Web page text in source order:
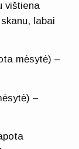
vištiena
labai
mėsytė) –
–